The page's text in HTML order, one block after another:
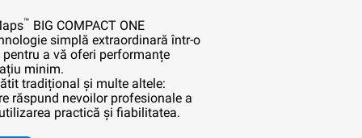
™ BIG COMPACT ONE
simplă extraordinară într-o
a vă oferi performanțe
minim.
tradițional și multe altele:
răspund nevoilor profesionale a
practică și fiabilitatea.